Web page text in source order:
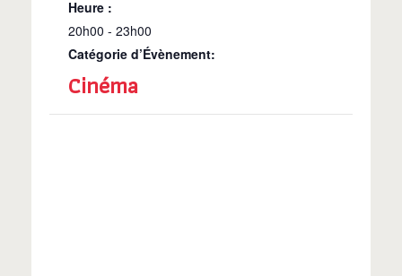
Heure :
20h00 - 23h00
Catégorie d’Évènement:
Cinéma